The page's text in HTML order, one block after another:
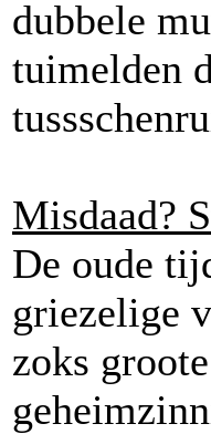
dubbele
tuimelden
Misdaad?
De oude
griezelige
zoks